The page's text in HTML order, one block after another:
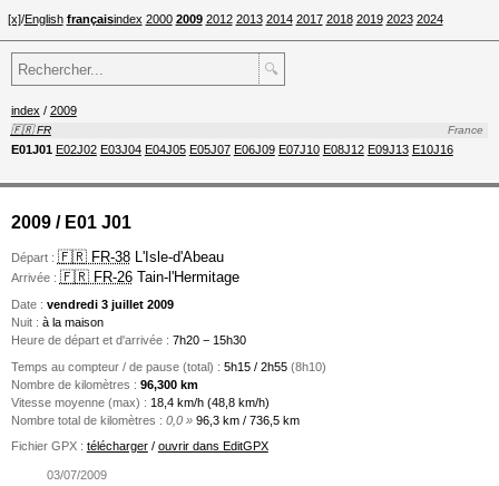
[x]/English françaisindex 2000 2009 2012 2013 2014 2017 2018 2019 2023 2024
🔍
index / 2009
🇫🇷 FR France
E01J01 E02J02 E03J04 E04J05 E05J07 E06J09 E07J10 E08J12 E09J13 E10J16
2009 / E01 J01
Départ : 🇫🇷 FR-38L'Isle-d'Abeau
Arrivée : 🇫🇷 FR-26Tain-l'Hermitage
Date : vendredi 3 juillet 2009
Nuit : à la maison
Heure de départ et d'arrivée : 7h20 − 15h30
Temps au compteur / de pause (total) : 5h15 / 2h55 (8h10)
Nombre de kilomètres : 96,300 km
Vitesse moyenne (max) : 18,4 km/h (48,8 km/h)
Nombre total de kilomètres : 0,0 »96,3 km / 736,5 km
Fichier GPX : télécharger/ ouvrir dans EditGPX
03/07/2009